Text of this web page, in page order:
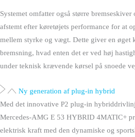
Systemet omfatter også større
afstemt efter køretøjets performance for at
mellem styrke og vægt. Dette giver en øget
bremsning, hvad enten det er ved høj
under teknisk krævende kørsel på snoede
Ny generation af plug-in hybrid
Med det innovative P2 plug-in
Mercedes-AMG E 53 HYBRID 4MATIC+
elektrisk kraft med den dynamiske og